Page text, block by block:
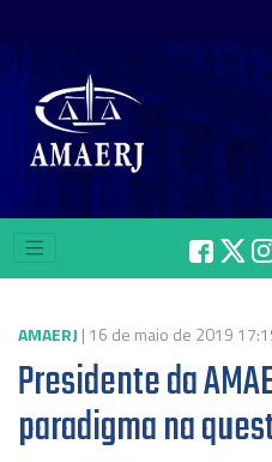
AMAERJ | 16 de maio de 2019
Presidente da
paradigma na